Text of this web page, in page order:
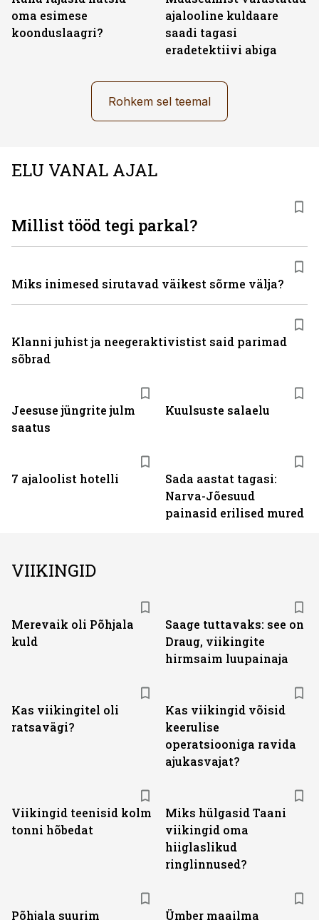
oma esimese
koonduslaagri?
ajalooline kuldaare
saadi tagasi
eradetektiivi abiga
Rohkem sel teemal
ELU VANAL AJAL
Jeesuse jüngrite julm
saatus
Kuulsuste salaelu
7 ajaloolist hotelli
Sada aastat tagasi:
Narva-Jõesuud
painasid erilised mured
Millist tööd tegi parkal?
Miks inimesed sirutavad väikest sõrme välja?
Klanni juhist ja neegeraktivistist said parimad
sõbrad
VIIKINGID
Merevaik oli Põhjala
kuld
Saage tuttavaks: see on
Draug, viikingite
hirmsaim luupainaja
Kas viikingitel oli
ratsavägi?
Kas viikingid võisid
keerulise
operatsiooniga ravida
ajukasvajat?
Viikingid teenisid kolm
tonni hõbedat
Miks hülgasid Taani
viikingid oma
hiiglaslikud
ringlinnused?
Põhjala suurim
Ümber maailma